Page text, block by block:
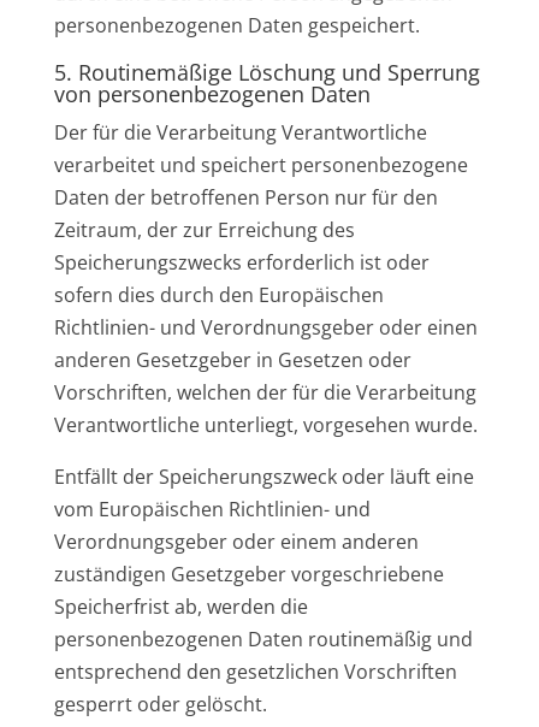
personenbezogenen Daten gespeichert.
5. Routinemäßige Löschung und Sperrung
von personenbezogenen Daten
Der für die Verarbeitung Verantwortliche
verarbeitet und speichert personenbezogene
Daten der betroffenen Person nur für den
Zeitraum, der zur Erreichung des
Speicherungszwecks erforderlich ist oder
sofern dies durch den Europäischen
Richtlinien- und Verordnungsgeber oder einen
anderen Gesetzgeber in Gesetzen oder
Vorschriften, welchen der für die Verarbeitung
Verantwortliche unterliegt, vorgesehen wurde.
Entfällt der Speicherungszweck oder läuft eine
vom Europäischen Richtlinien- und
Verordnungsgeber oder einem anderen
zuständigen Gesetzgeber vorgeschriebene
Speicherfrist ab, werden die
personenbezogenen Daten routinemäßig und
entsprechend den gesetzlichen Vorschriften
gesperrt oder gelöscht.